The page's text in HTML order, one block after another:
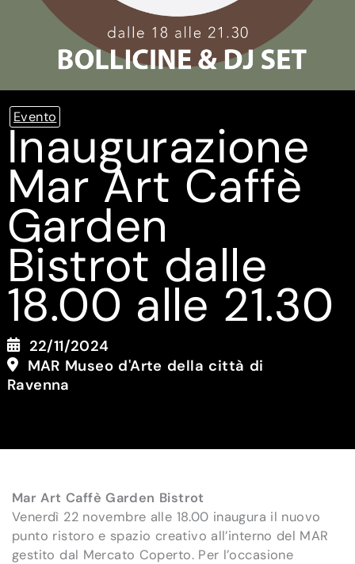
Evento
Inaugurazione
Mar Art Caffè
Garden
Bistrot dalle
18.00 alle 21.30
22/11/2024
MAR Museo d'Arte della città di
Ravenna
MarArt Caffè Garden Bistrot
Venerdì 22 novembre alle 18.00 inaugura il nuovo
punto ristoro e spazio creativo all’interno del MAR
gestito dal Mercato Coperto. Per l’occasione